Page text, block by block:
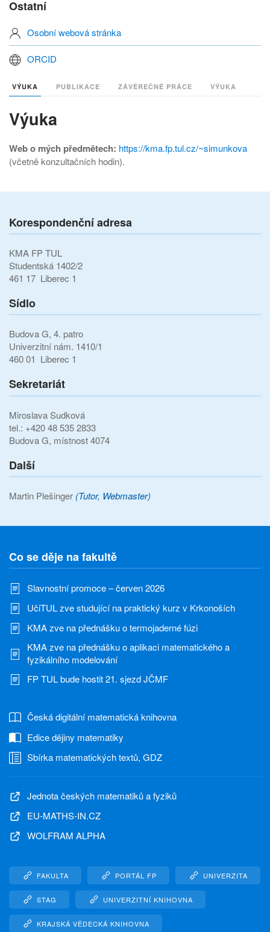
Ostatní
Osobní webová stránka
ORCID
VÝUKA PUBLIKACE ZÁVĚREČNÉ PRÁCE VÝUKA
Výuka
Web o mých předmětech: https://kma.fp.tul.cz/~simunkova
(včetně konzultačních hodin).
Korespondenční adresa
KMA FP TUL
Studentská 1402/2
461 17 Liberec 1
Sídlo
Budova G, 4. patro
Univerzitní nám. 1410/1
460 01 Liberec 1
Sekretariát
Miroslava Sudková
tel.: +420 48 535 2833
Budova G, místnost 4074
Další
Martin Plešinger (Tutor, Webmaster)
Co se děje na fakultě
Slavnostní promoce – červen 2026
UčiTUL zve studující na praktický kurz v Krkonoších
KMA zve na přednášku o termojaderné fúzi
KMA zve na přednášku o aplikaci matematického a
fyzikálního modelování
FP TUL bude hostit 21. sjezd JČMF
Česká digitální matematická knihovna
Edice dějiny matematiky
Sbírka matematických textů, GDZ
Jednota českých matematiků a fyziků
EU-MATHS-IN.CZ
WOLFRAM ALPHA
FAKULTA PORTÁL FP UNIVERZITA
STAG UNIVERZITNÍ KNIHOVNA
KRAJSKÁ VĚDECKÁ KNIHOVNA